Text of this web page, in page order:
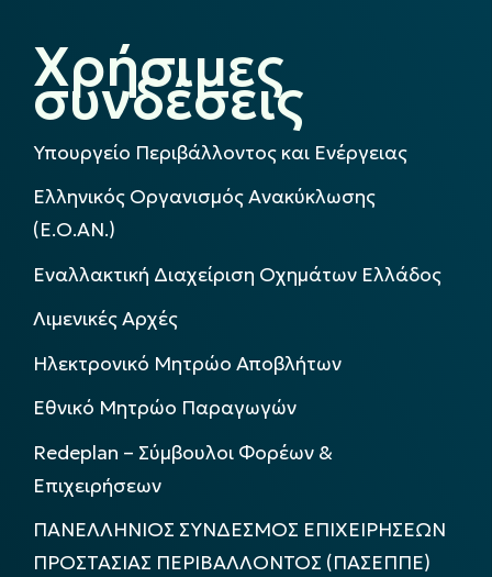
Χρήσιμες
συνδέσεις
Υπουργείο Περιβάλλοντος και Ενέργειας
Ελληνικός Οργανισμός Ανακύκλωσης
(Ε.Ο.ΑΝ.)
Εναλλακτική Διαχείριση Οχημάτων Ελλάδος
Λιμενικές Αρχές
Ηλεκτρονικό Μητρώο Αποβλήτων
Εθνικό Μητρώο Παραγωγών
Redeplan – Σύμβουλοι Φορέων &
Επιχειρήσεων
ΠΑΝΕΛΛΗΝΙΟΣ ΣΥΝΔΕΣΜΟΣ ΕΠΙΧΕΙΡΗΣΕΩΝ
ΠΡΟΣΤΑΣΙΑΣ ΠΕΡΙΒΑΛΛΟΝΤΟΣ (ΠΑΣΕΠΠΕ)